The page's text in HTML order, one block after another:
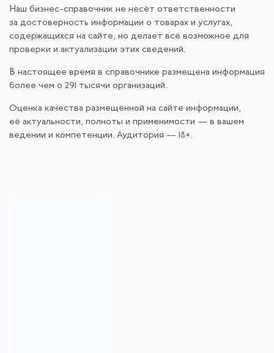
Наш бизнес-справочник не несёт ответственности
за достоверность информации о товарах и услугах,
содержащихся на сайте, но делает всё возможное для
проверки и актуализации этих сведений.
В настоящее время в справочнике размещена информация
более чем о 291 тысячи организаций.
Оценка качества размещённой на сайте информации,
её актуальности, полноты и применимости — в вашем
ведении и компетенции. Аудитория — 18+.